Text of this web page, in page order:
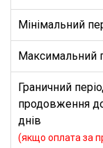
Мінімальний
Максимальний
Граничний
продовження
днів
(якщо оплата за